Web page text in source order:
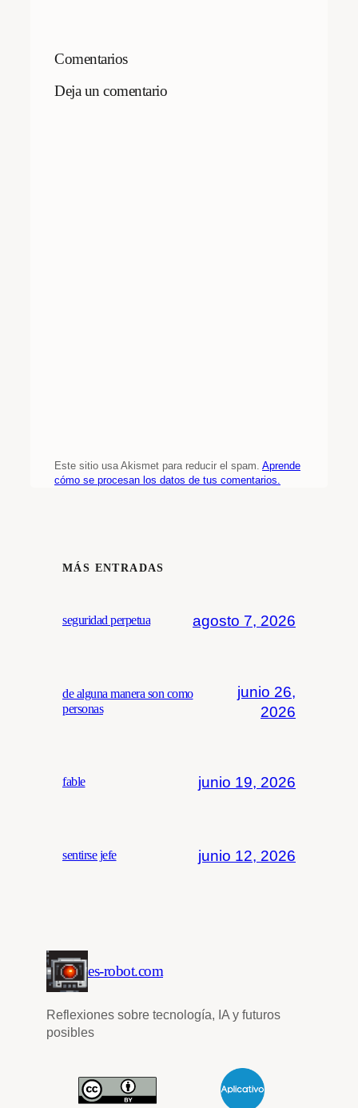
Comentarios
Deja un comentario
Este sitio usa Akismet para reducir el spam. Aprende
cómo se procesan los datos de tus comentarios.
MÁS ENTRADAS
seguridad perpetua agosto 7, 2026
de alguna manera son como
personas
junio 26,
2026
fable junio 19, 2026
sentirse jefe junio 12, 2026
es-robot.com
Reflexiones sobre tecnología, IA y futuros
posibles